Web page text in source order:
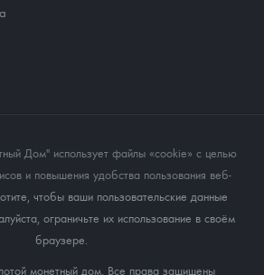
Дом" использует файлы «cookie» с целью
и повышения удобства пользования веб-
чтобы ваши пользовательские данные
ограничьте их использование в своём
браузере.
монетный дом. Все права защищены